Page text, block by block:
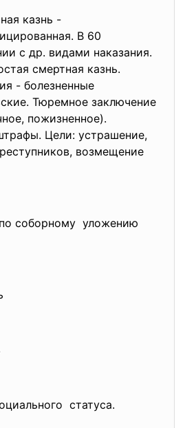
казнь -
В 60
с др. видами наказания.
смертная казнь.
- болезненные
Тюремное заключение
пожизненное).
Цели: устрашение,
возмещение
соборному уложению
статуса.